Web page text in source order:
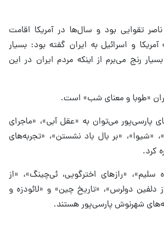
تقوایی بود و سال‌ها در آمریکا اقامت
و اسرائیل به ایران گفته بود: بسیار
رنج می‌برم از اینکه مردم ایران در این
«طوبا و معنای شب» است.
پارسی‌پور می‌توان به «عقل آبی»، «ماجرای
«بر بال باد نشستن»، «تجربه‌های
کرد.
«رازهای اخترگویی، ئی‌چینگ»، «از
دلفین دولرس»، «تاریخ چین» و «لائودزه و
شهرنوش پارسی‌پور هستند.